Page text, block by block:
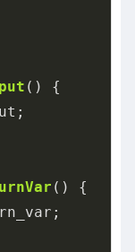
()
{
()
{